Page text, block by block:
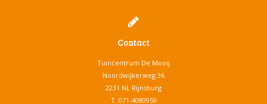
Contact
Tuincentrum De Mooij
Noordwijkerweg 36
2231 NL Rijnsburg
T. 071-4080959